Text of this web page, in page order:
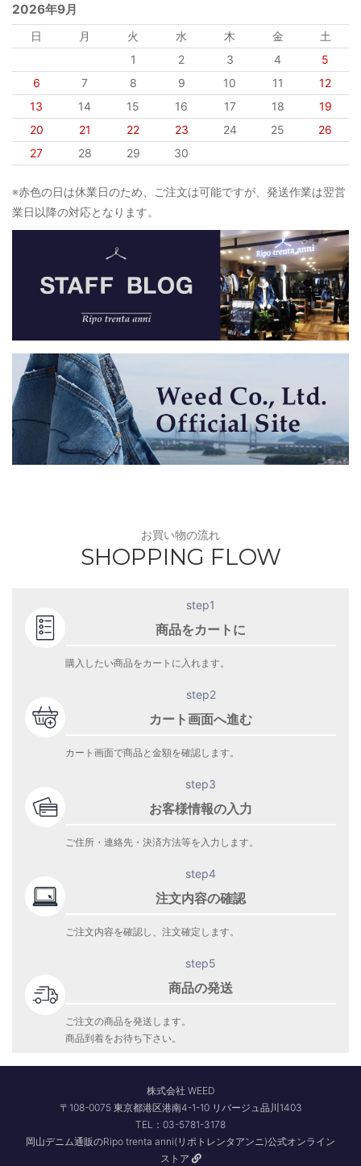
2026年9月
日 月 火 水 木 金
土
1
2 3 4
5
6
7 8 9 10 11
12
13
14 15 16 17 18
19
20
21 22 23 24 25
26
27
28 29 30
※赤色の日は休業日のため、ご注文は可能ですが、発送作業は翌営
業日以降の対応となります。
お買い物の流れ
SHOPPING FLOW
step1
商品をカートに
購入したい商品をカートに入れます。
step2
カート画面へ進む
カート画面で商品と金額を確認します。
step3
お客様情報の入力
ご住所・連絡先・決済方法等を入力します。
step4
注文内容の確認
ご注文内容を確認し、注文確定します。
step5
商品の発送
ご注文の商品を発送します。
商品到着をお待ち下さい。
株式会社 WEED
〒108-0075 東京都港区港南4-1-10 リバージュ品川1403
TEL：03-5781-3178
岡山デニム通販のRipo trenta anni(リポトレンタアンニ)公式オンライン
ストア